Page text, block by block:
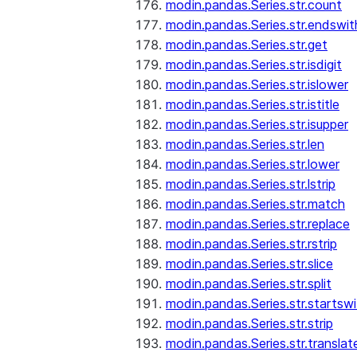
modin.pandas.Series.str.count
modin.pandas.Series.str.get
modin.pandas.Series.str.isdigit
modin.pandas.Series.str.islower
modin.pandas.Series.str.istitle
modin.pandas.Series.str.isupper
modin.pandas.Series.str.len
modin.pandas.Series.str.lower
modin.pandas.Series.str.lstrip
modin.pandas.Series.str.match
modin.pandas.Series.str.replace
modin.pandas.Series.str.rstrip
modin.pandas.Series.str.slice
modin.pandas.Series.str.split
modin.pandas.Series.str.strip